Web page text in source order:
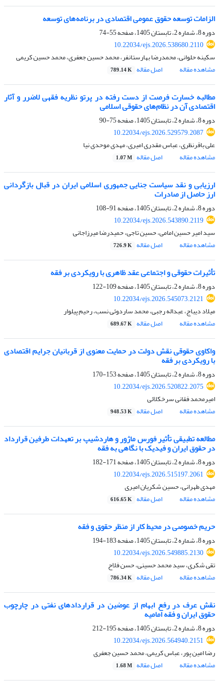
الزامات توسعه حقوق عمومی اقتصادی در برنامه‌های توسعه
دوره 8، شماره 2، تابستان 1405، صفحه
55-74
10.22034/ejs.2026.538680.2110
سکینه حلوانی، محمدرضا بهارستان‏فر، محمد حسین جعفری، محمد حسین کریمی
مشاهده مقاله
اصل مقاله 789.14 K
مطالبه خسارت فرصت از دست رفته در پرتو نظریه فقهی لاضرر و آثار
اقتصادی آن در نظام‌های حقوقی اسلامی
دوره 8، شماره 2، تابستان 1405، صفحه
75-90
10.22034/ejs.2026.529579.2087
علی باقرنظری، عباس مقدری امیری، مهدی موحدی نیا
مشاهده مقاله
اصل مقاله 1.07 M
ارزیابی و نقد سیاست جنایی جمهوری اسلامی ایران در قبال بازگردانی
ارز حاصل از صادرات
دوره 8، شماره 2، تابستان 1405، صفحه
91-108
10.22034/ejs.2026.543890.2119
سید امیر حسین امامی، حسین تاجی، حمیدرضا میرزاجانی
مشاهده مقاله
اصل مقاله 726.9 K
تأثیرات حقوقی و اجتماعی عقد ظاهری با رویکردی بر فقه
دوره 8، شماره 2، تابستان 1405، صفحه
109-122
10.22034/ejs.2026.545073.2121
میلاد دیباج، عبداله رجبی، محمد ساردوئی نسب، رحیم پیلوار
مشاهده مقاله
اصل مقاله 689.67 K
واکاوی حقوقی نقش دولت در حمایت معنوی از قربانیان جرایم اقتصادی
با رویکردی بر فقه
دوره 8، شماره 2، تابستان 1405، صفحه
153-170
10.22034/ejs.2026.520822.2075
امیرمحمد فقانی سرخکلائی
مشاهده مقاله
اصل مقاله 948.53 K
مطالعه تطبیقی تأثیر فورس ماژور و هاردشیپ بر تعهدات طرفین قرارداد
در حقوق ایران و فیدیک با نگاهی به فقه
دوره 8، شماره 2، تابستان 1405، صفحه
171-182
10.22034/ejs.2026.515197.2061
مهدی طهرانی، حسین شکریان امیری
مشاهده مقاله
اصل مقاله 616.65 K
حریم خصوصی در محیط کار از منظر حقوقو فقه
دوره 8، شماره 2، تابستان 1405، صفحه
183-194
10.22034/ejs.2026.549885.2130
تقی شکری، سید محمد حسینی، حسن فلاح
مشاهده مقاله
اصل مقاله 786.34 K
نقش عرف در رفع ابهام از عوضین در قراردادهای نفتی در چارچوب
حقوق ایران و فقه امامیه
دوره 8، شماره 2، تابستان 1405، صفحه
195-212
10.22034/ejs.2026.564940.2151
رضا امین پور، عباس کریمی، محمد حسین جعفری
مشاهده مقاله
اصل مقاله 1.68 M